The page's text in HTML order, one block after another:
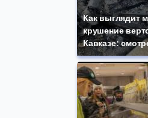
Как выглядит
крушение
Кавказе: